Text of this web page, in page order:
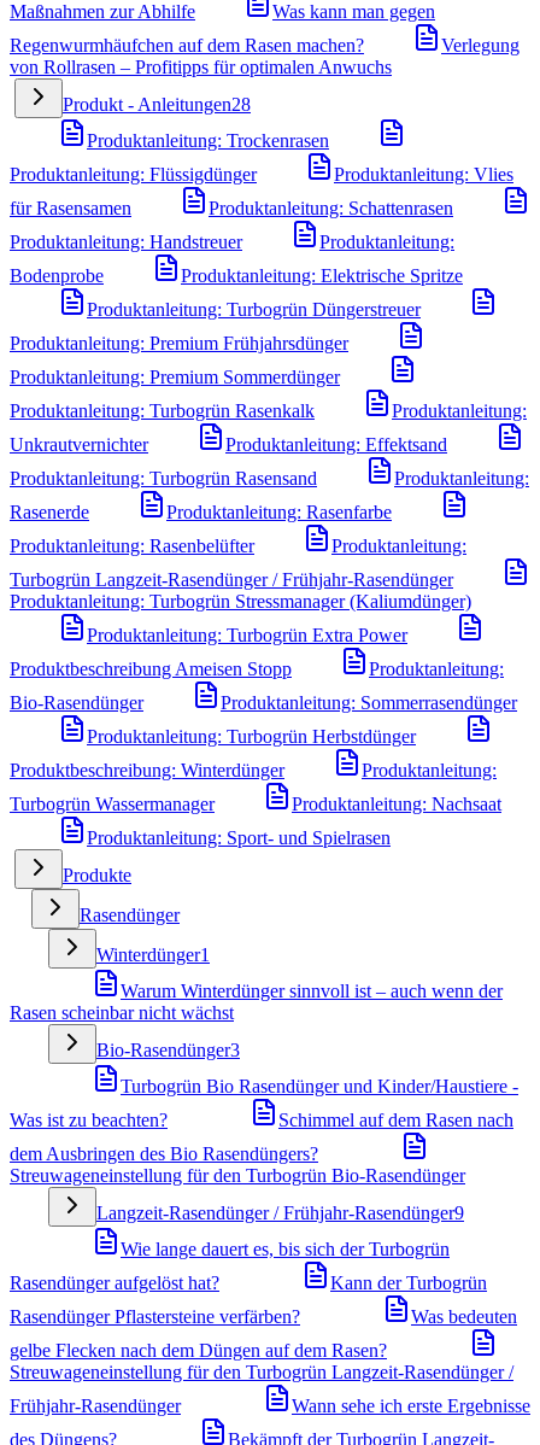
Maßnahmen zur Abhilfe
Was kann man gegen
Regenwurmhäufchen auf dem Rasen machen?
Verlegung
von Rollrasen – Profitipps für optimalen Anwuchs
Produkt - Anleitungen28
Produktanleitung: Trockenrasen
Produktanleitung: Flüssigdünger
Produktanleitung: Vlies
für Rasensamen
Produktanleitung: Schattenrasen
Produktanleitung: Handstreuer
Produktanleitung:
Bodenprobe
Produktanleitung: Elektrische Spritze
Produktanleitung: Turbogrün Düngerstreuer
Produktanleitung: Premium Frühjahrsdünger
Produktanleitung: Premium Sommerdünger
Produktanleitung: Turbogrün Rasenkalk
Produktanleitung:
Unkrautvernichter
Produktanleitung: Effektsand
Produktanleitung: Turbogrün Rasensand
Produktanleitung:
Rasenerde
Produktanleitung: Rasenfarbe
Produktanleitung: Rasenbelüfter
Produktanleitung:
Turbogrün Langzeit-Rasendünger / Frühjahr-Rasendünger
Produktanleitung: Turbogrün Stressmanager (Kaliumdünger)
Produktanleitung: Turbogrün Extra Power
Produktbeschreibung Ameisen Stopp
Produktanleitung:
Bio-Rasendünger
Produktanleitung: Sommerrasendünger
Produktanleitung: Turbogrün Herbstdünger
Produktbeschreibung: Winterdünger
Produktanleitung:
Turbogrün Wassermanager
Produktanleitung: Nachsaat
Produktanleitung: Sport- und Spielrasen
Produkte
Rasendünger
Winterdünger1
Warum Winterdünger sinnvoll ist – auch wenn der
Rasen scheinbar nicht wächst
Bio-Rasendünger3
Turbogrün Bio Rasendünger und Kinder/Haustiere -
Was ist zu beachten?
Schimmel auf dem Rasen nach
dem Ausbringen des Bio Rasendüngers?
Streuwageneinstellung für den Turbogrün Bio-Rasendünger
Langzeit-Rasendünger / Frühjahr-Rasendünger9
Wie lange dauert es, bis sich der Turbogrün
Rasendünger aufgelöst hat?
Kann der Turbogrün
Rasendünger Pflastersteine verfärben?
Was bedeuten
gelbe Flecken nach dem Düngen auf dem Rasen?
Streuwageneinstellung für den Turbogrün Langzeit-Rasendünger /
Frühjahr-Rasendünger
Wann sehe ich erste Ergebnisse
des Düngens?
Bekämpft der Turbogrün Langzeit-